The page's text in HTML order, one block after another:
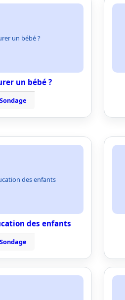
un bébé ?
un bébé ?
des enfants
des enfants